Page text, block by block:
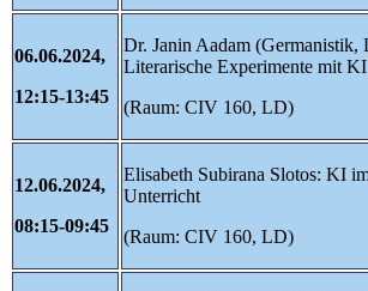
06.06.2024,
12:15-13:45
Dr. Janin Aadam (Germanistik,
Literarische Experimente mit KI
(Raum: CIV 160, LD)
12.06.2024,
08:15-09:45
Elisabeth Subirana Slotos: KI
Unterricht
(Raum: CIV 160, LD)